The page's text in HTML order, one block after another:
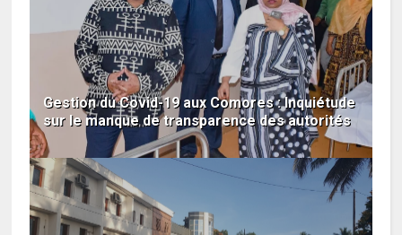
Gestion du Covid-19 aux Comores : Inquiétude
sur le manque de transparence des autorités